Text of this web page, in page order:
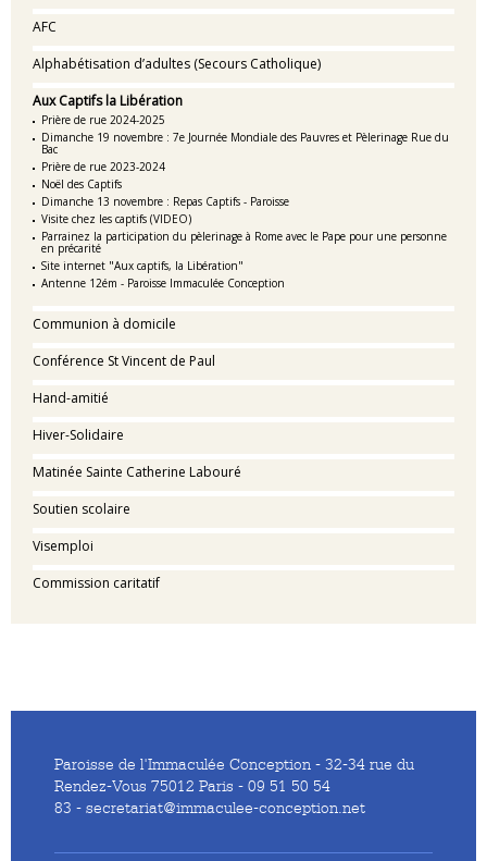
AFC
Alphabétisation d’adultes (Secours Catholique)
Aux Captifs la Libération
Prière de rue 2024-2025
Dimanche 19 novembre : 7e Journée Mondiale des Pauvres et Pèlerinage Rue du
Bac
Prière de rue 2023-2024
Noël des Captifs
Dimanche 13 novembre : Repas Captifs - Paroisse
Visite chez les captifs (VIDEO)
Parrainez la participation du pèlerinage à Rome avec le Pape pour une personne
en précarité
Site internet "Aux captifs, la Libération"
Antenne 12ém - Paroisse Immaculée Conception
Communion à domicile
Conférence St Vincent de Paul
Hand-amitié
Hiver-Solidaire
Matinée Sainte Catherine Labouré
Soutien scolaire
Visemploi
Commission caritatif
Paroisse de l'Immaculée Conception - 32-34 rue du
Rendez-Vous 75012 Paris - 09 51 50 54
83 - secretariat@immaculee-conception.net